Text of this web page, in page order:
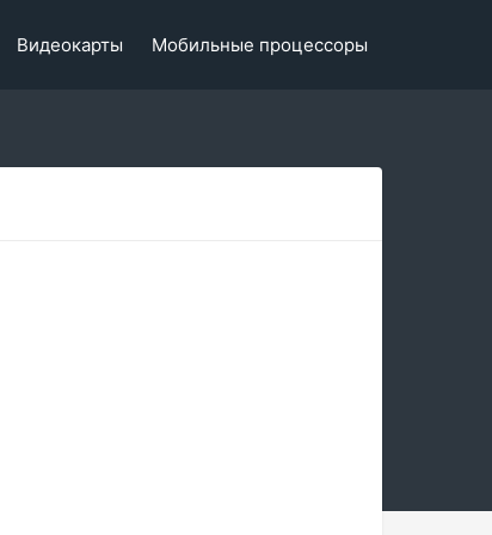
Видеокарты Мобильные процессоры